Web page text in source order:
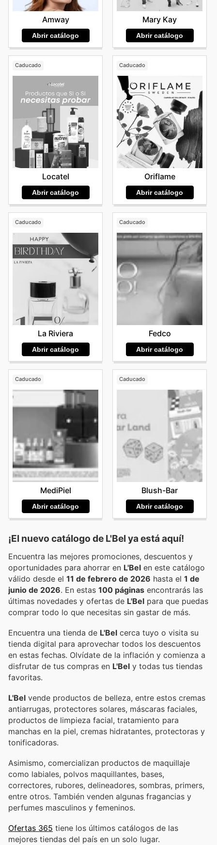
Amway
Abrir catálogo
Mary Kay
Abrir catálogo
Caducado
Locatel
Abrir catálogo
Caducado
Oriflame
Abrir catálogo
Caducado
La Riviera
Abrir catálogo
Caducado
Fedco
Abrir catálogo
Caducado
MediPiel
Abrir catálogo
Caducado
Blush-Bar
Abrir catálogo
¡El nuevo catálogo de L'Bel ya está aquí!
Encuentra las mejores promociones, descuentos y
oportunidades para ahorrar en L'Bel en este catálogo
válido desde el 11 de febrero de 2026 hasta el 1 de
junio de 2026 . En estas 100 páginas encontrarás las
últimas novedades y ofertas de L'Bel para que puedas
comprar todo lo que necesitas sin gastar de más.
Encuentra una tienda de L'Bel cerca tuyo o visita su
tienda digital para aprovechar todos los descuentos
en estas fechas. Olvídate de la inflación y comienza a
disfrutar de tus compras en L'Bel y todas tus tiendas
favoritas.
L'Bel vende productos de belleza, entre estos cremas
antiarrugas, protectores solares, máscaras faciales,
productos de limpieza facial, tratamiento para
manchas en la piel, cremas hidratantes, protectoras y
tonificadoras.
Asimismo, comercializan productos de maquillaje
como labiales, polvos maquillantes, bases,
correctores, rubores, delineadores, sombras, primers,
entre otros. También venden algunas fragancias y
perfumes masculinos y femeninos.
Ofertas 365 tiene los últimos catálogos de las
mejores tiendas del país en un solo lugar.